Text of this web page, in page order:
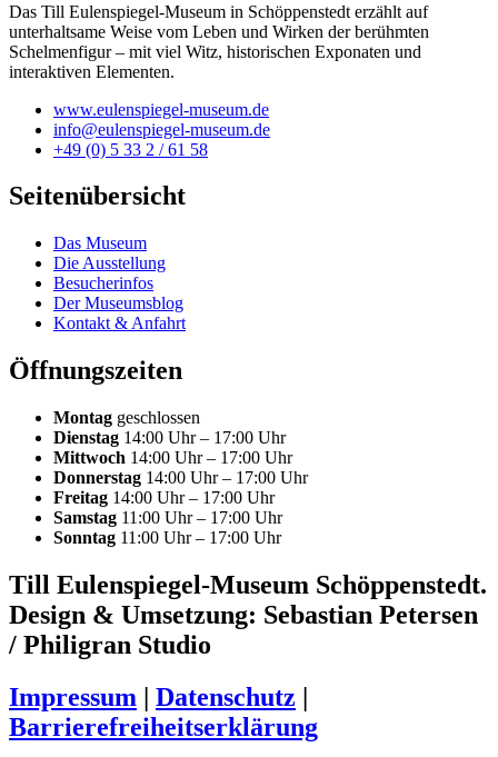
Das Till Eulenspiegel-Museum in Schöppenstedt erzählt auf
unterhaltsame Weise vom Leben und Wirken der berühmten
Schelmenfigur – mit viel Witz, historischen Exponaten und
interaktiven Elementen.
www.eulenspiegel-museum.de
info@eulenspiegel-museum.de
+49 (0) 5 33 2 / 61 58
Seitenübersicht
Das Museum
Die Ausstellung
Besucherinfos
Der Museumsblog
Kontakt & Anfahrt
Öffnungszeiten
Montag geschlossen
Dienstag 14:00 Uhr – 17:00 Uhr
Mittwoch 14:00 Uhr – 17:00 Uhr
Donnerstag 14:00 Uhr – 17:00 Uhr
Freitag 14:00 Uhr – 17:00 Uhr
Samstag 11:00 Uhr – 17:00 Uhr
Sonntag 11:00 Uhr – 17:00 Uhr
Till Eulenspiegel-Museum Schöppenstedt.
Design & Umsetzung: Sebastian Petersen
/ Philigran Studio
Impressum | Datenschutz |
Barrierefreiheitserklärung